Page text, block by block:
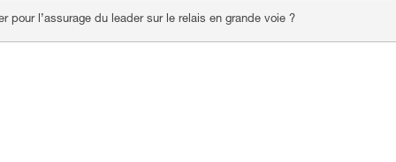
pour l’assurage du leader sur le relais en grande voie ?